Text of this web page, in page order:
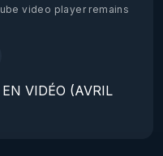
video player remains
VIDÉO (AVRIL